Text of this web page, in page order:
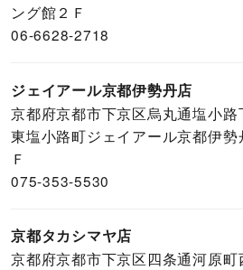
ング館２Ｆ
06-6628-2718
ジェイアール京都伊勢丹店
京都府京都市下京区烏丸通塩小路
東塩小路町ジェイアール京都伊勢
Ｆ
075-353-5530
京都タカシマヤ店
京都府京都市下京区四条通河原町